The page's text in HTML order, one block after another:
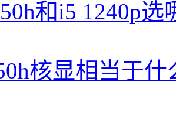
和i5 1240p选
核显相当于什